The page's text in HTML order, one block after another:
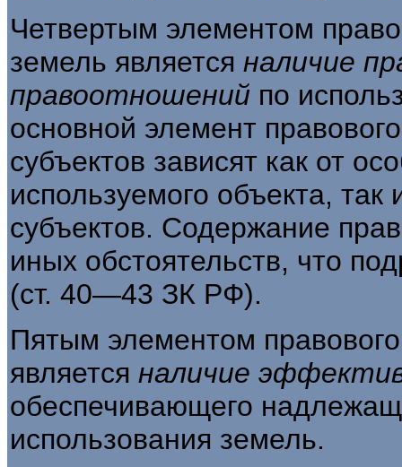
Четвертым элементом
земель яв­ляется наличие
правоотношений по
основной элемент
субъектов зависят как от
используемого объекта, так
субъектов. Содержание
иных обстоятельств, что
(ст. 40—43 ЗК РФ).
Пятым элементом
явля­ется наличие
обеспечивающе­го
использования земель.